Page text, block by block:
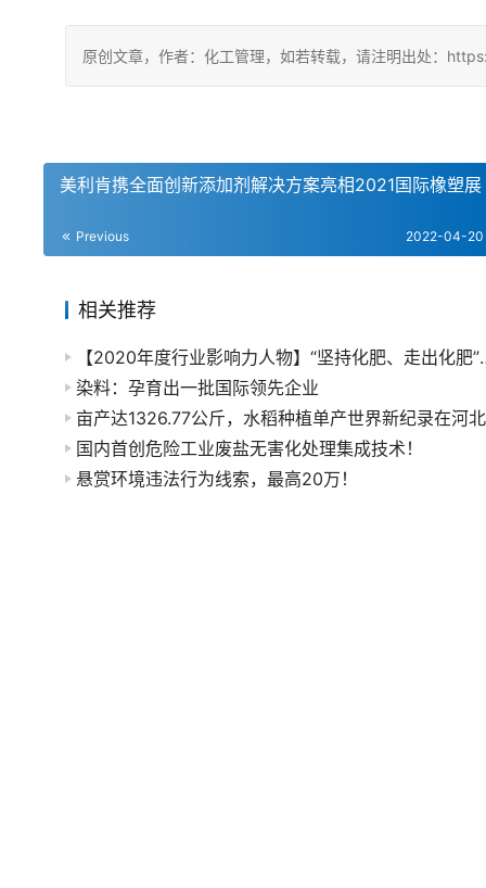
原创文章，作者：化工管理，如若转载，请注明出处：
美利肯携全面创新添加剂解决方案亮相2021国际橡塑展
Previous 2022-04-20
相关推荐
【2020年度行业影
染料：孕育出一批国际领先企业
国内首创危险工业废盐无害化处理集成技术！
悬赏环境违法行为线索，最高20万！